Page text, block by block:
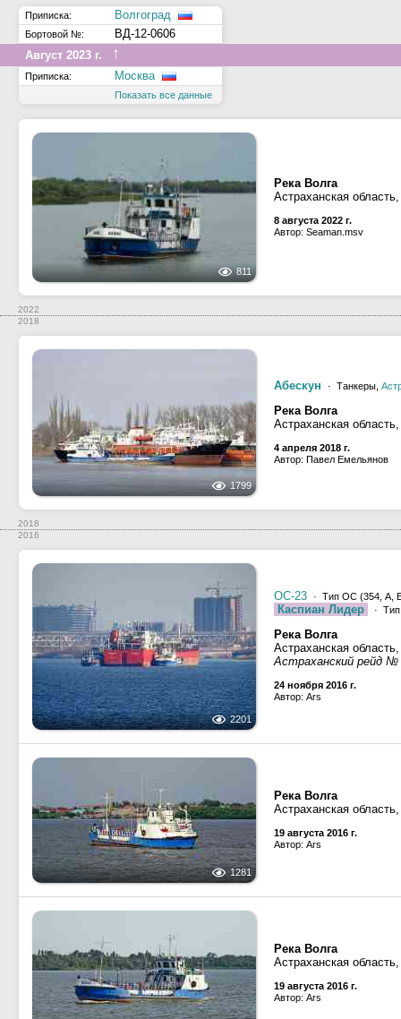
Приписка: Волгоград
Бортовой №:
ВД-12-0606
Август 2023 г.
↑
Приписка: Москва
Показать все данные
811
Река Волга
Астраханская
8 августа 2022 г.
Автор: Seaman.msv
2022
2018
1799
Абескун · Танкеры,
Река Волга
Астраханская
4 апреля 2018 г.
Автор: Павел Емельянов
2018
2016
2201
ОС-23 · Тип ОС (354, А,
Каспиан Лидер ·
Река Волга
Астраханская
Астраханский рейд №
24 ноября 2016 г.
Автор: Ars
1281
Река Волга
Астраханская
19 августа 2016 г.
Автор: Ars
Река Волга
Астраханская
19 августа 2016 г.
Автор: Ars